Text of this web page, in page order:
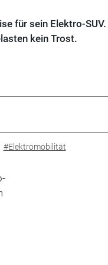
für sein Elektro-
kein Trost.
#Elektromobilität